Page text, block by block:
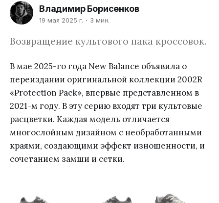
Владимир Борисенков
19 мая 2025 г. 3 мин.
Возвращение культового пака кроссовок.
В мае 2025-го года New Balance объявила о
переиздании оригинальной коллекции 2002R
«Protection Pack», впервые представленном в
2021-м году. В эту серию входят три культовые
расцветки. Каждая модель отличается
многослойным дизайном с необработанными
краями, создающими эффект изношенности, и
сочетанием замши и сетки.